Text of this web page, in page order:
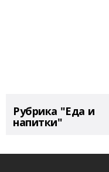
Рубрика "Еда и
напитки"